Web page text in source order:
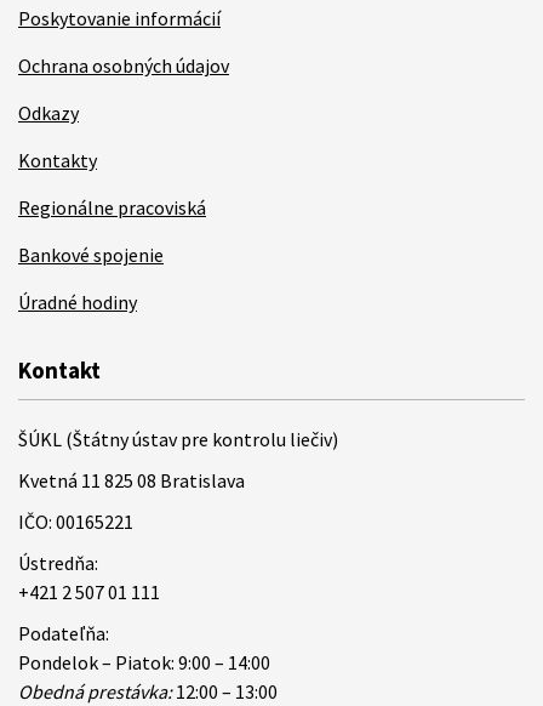
Poskytovanie informácií
Ochrana osobných údajov
Odkazy
Kontakty
Regionálne pracoviská
Bankové spojenie
Úradné hodiny
Kontakt
ŠÚKL (Štátny ústav pre kontrolu liečiv)
Kvetná 11 825 08 Bratislava
IČO: 00165221
Ústredňa:
+421 2 507 01 111
Podateľňa:
Pondelok – Piatok: 9:00 – 14:00
Obedná prestávka:12:00 – 13:00